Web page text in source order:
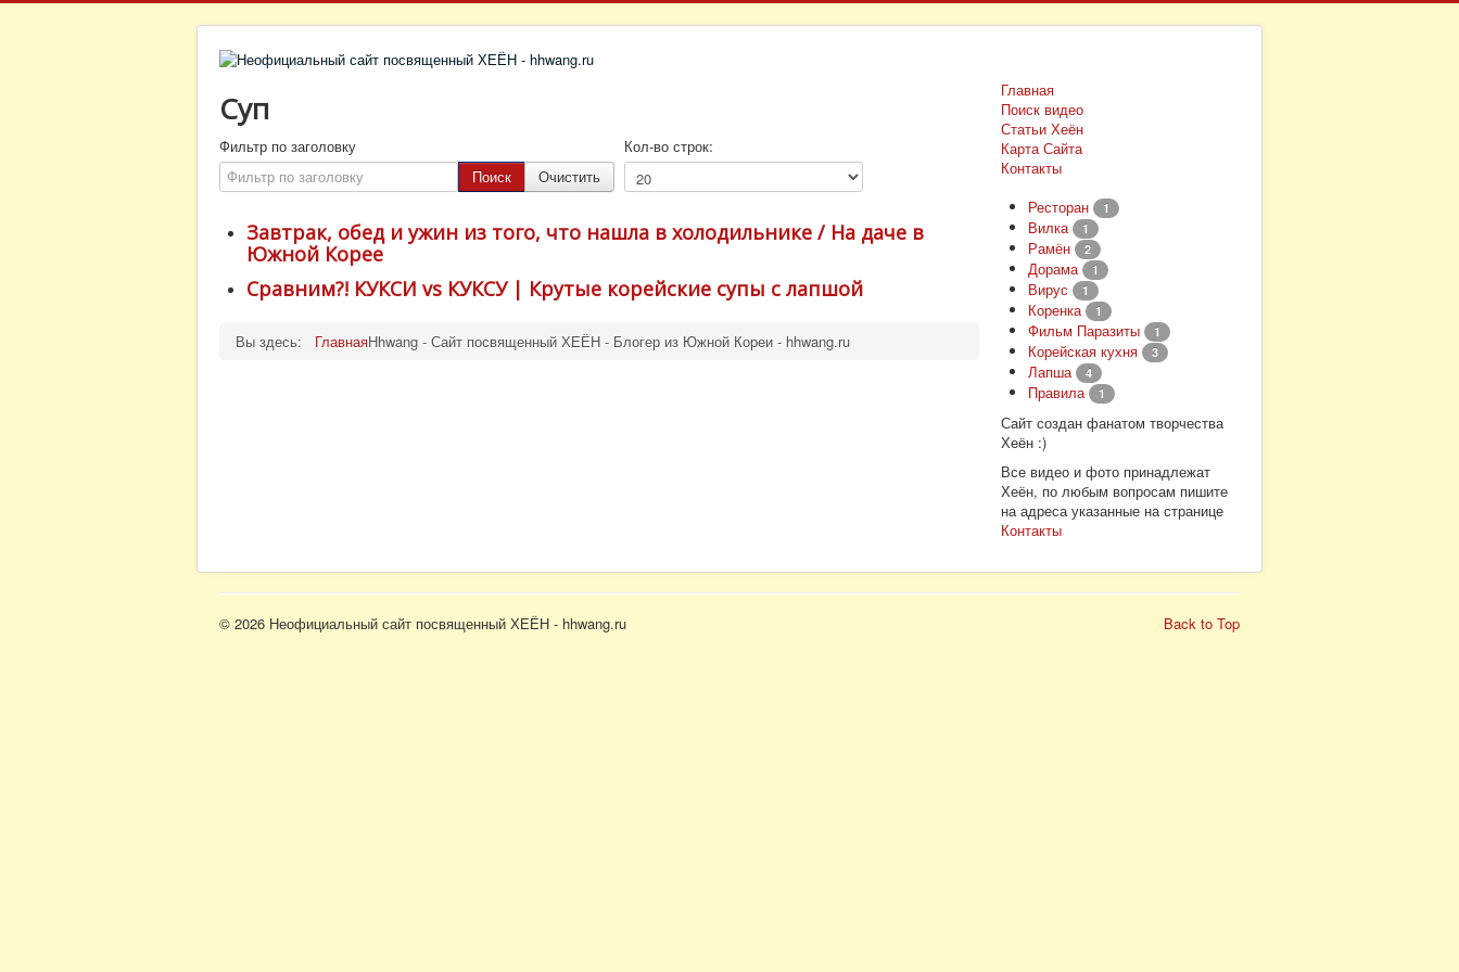
Суп
Фильтр по заголовку
Поиск
Очистить
Кол-во строк:
Завтрак, обед и ужин из того, что нашла в холодильнике / На даче в
Южной Корее
Сравним?! КУКСИ vs КУКСУ | Крутые корейские супы с лапшой
Вы здесь: ГлавнаяHhwang - Сайт посвященный ХЕЁН - Блогер из Южной Кореи - hhwang.ru
Главная
Поиск видео
Статьи Хеён
Карта Сайта
Контакты
Ресторан
1
Вилка 1
Рамён 2
Дорама 1
Вирус 1
Коренка 1
Фильм Паразиты 1
Корейская кухня 3
Лапша 4
Правила 1
Сайт создан фанатом творчества
Хеён :)
Все видео и фото принадлежат
Хеён, по любым вопросам пишите
на адреса указанные на странице
Контакты
Back to Top
© 2026 Неофициальный сайт посвященный ХЕЁН - hhwang.ru